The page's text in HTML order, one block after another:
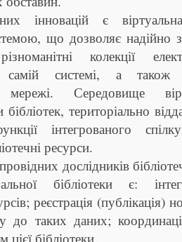
інновацій є
що дозволяє надійно
колекції
самій системі, а також
мережі. Середовище
бібліотек, територіально
інтегрованого
ресурси.
дослідників
бібліотеки є:
реєстрація (публікація)
до таких даних;
цієї бібліотеки.